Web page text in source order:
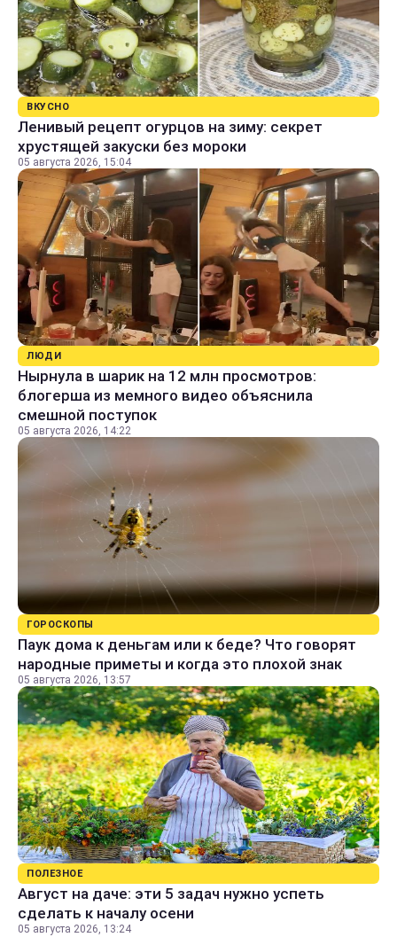
ВКУСНО
Ленивый рецепт огурцов на зиму: секрет
хрустящей закуски без мороки
05 августа 2026, 15:04
ЛЮДИ
Нырнула в шарик на 12 млн просмотров:
блогерша из мемного видео объяснила
смешной поступок
05 августа 2026, 14:22
ГОРОСКОПЫ
Паук дома к деньгам или к беде? Что говорят
народные приметы и когда это плохой знак
05 августа 2026, 13:57
ПОЛЕЗНОЕ
Август на даче: эти 5 задач нужно успеть
сделать к началу осени
05 августа 2026, 13:24